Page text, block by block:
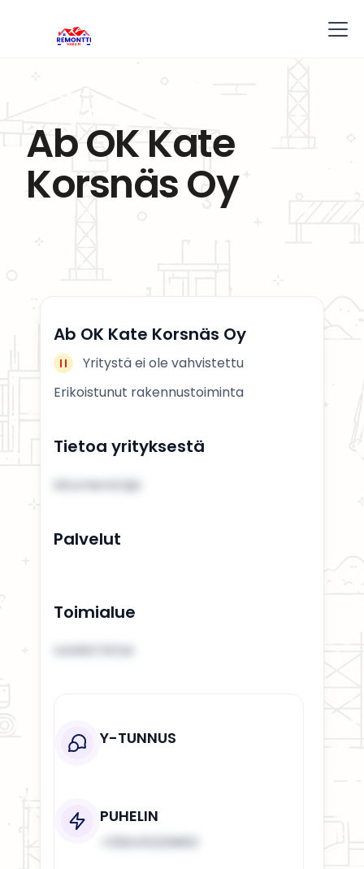
Ab OK Kate
Korsnäs Oy
Ab OK Kate Korsnäs Oy
Yritystä ei ole vahvistettu
Erikoistunut rakennustoiminta
Tietoa yrityksestä
bitumieristäjä
Palvelut
Toimialue
Y-TUNNUS
PUHELIN
+358451209963